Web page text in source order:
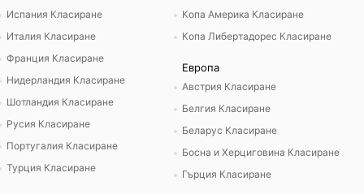
Испания Класиране
Италия Класиране
Франция Класиране
Нидерландия Класиране
Шотландия Класиране
Русия Класиране
Португалия Класиране
Турция Класиране
Копа Америка Класиране
Копа Либертадорес Класиране
Европа
Австрия Класиране
Белгия Класиране
Беларус Класиране
Босна и Херциговина Класиране
Гърция Класиране